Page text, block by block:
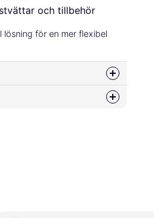
och tillbehör
lösning för en mer flexibel